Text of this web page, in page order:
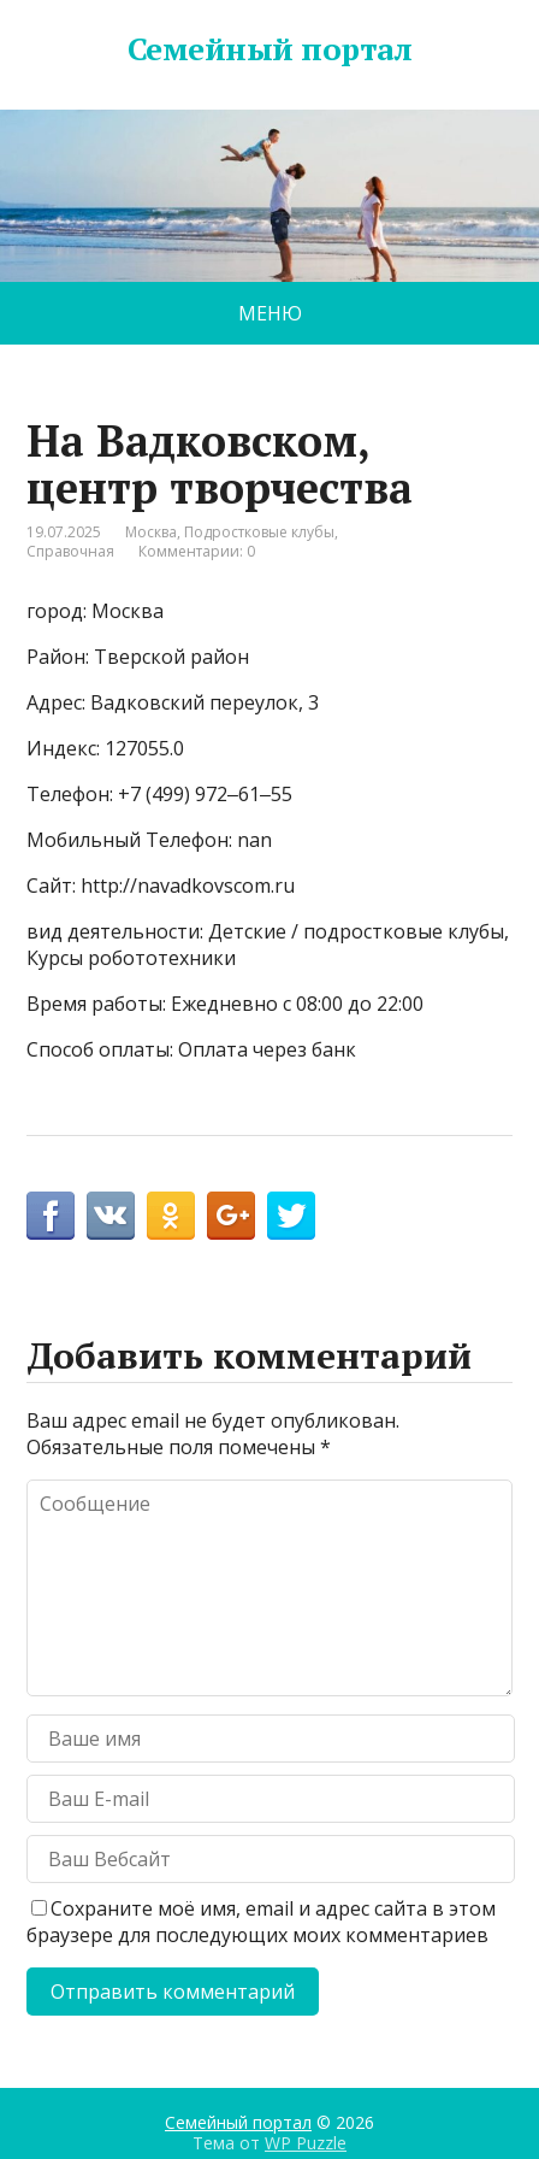
Семейный портал
МЕНЮ
На Вадковском,
центр творчества
19.07.2025 Москва, Подростковые клубы,
Справочная
Комментарии: 0
город: Москва
Район: Тверской район
Адрес: Вадковский переулок, 3
Индекс: 127055.0
Телефон: +7 (499) 972‒61‒55
Мобильный Телефон: nan
Сайт: http://navadkovscom.ru
вид деятельности: Детские / подростковые клубы,
Курсы робототехники
Время работы: Ежедневно с 08:00 до 22:00
Способ оплаты: Оплата через банк
Добавить комментарий
Ваш адрес email не будет опубликован.
Обязательные поля помечены*
Сохраните моё имя, email и адрес сайта в этом
браузере для последующих моих комментариев
Семейный портал © 2026
Тема от WP Puzzle